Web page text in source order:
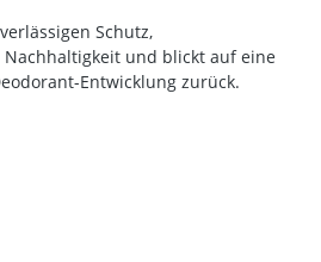
Schutz,
und blickt auf eine
Entwicklung zurück.